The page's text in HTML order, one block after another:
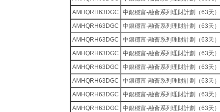
AMHQRH63DGC
中銀穩富-融薈系列理財計劃（63天）
AMHQRH63DGC
中銀穩富-融薈系列理財計劃（63天）
AMHQRH63DGC
中銀穩富-融薈系列理財計劃（63天）
AMHQRH63DGC
中銀穩富-融薈系列理財計劃（63天）
AMHQRH63DGC
中銀穩富-融薈系列理財計劃（63天）
AMHQRH63DGC
中銀穩富-融薈系列理財計劃（63天）
AMHQRH63DGC
中銀穩富-融薈系列理財計劃（63天）
AMHQRH63DGC
中銀穩富-融薈系列理財計劃（63天）